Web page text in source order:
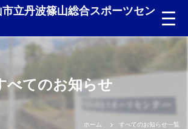
立丹波篠山総合スポーツセン
べてのお知らせ
ホーム すべてのお知らせ一覧